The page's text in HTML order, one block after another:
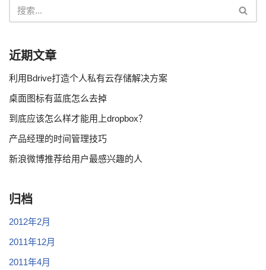
近期文章
利用Bdrive打造个人私有云存储解决方案
桌面图标有蓝底怎么去掉
到底应该怎么样才能用上dropbox？
产品经理的时间管理技巧
新浪微博推荐给用户最感兴趣的人
归档
2012年2月
2011年12月
2011年4月